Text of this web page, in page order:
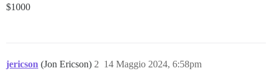
$1000
jericson (Jon Ericson) 14 Maggio 2024, 6:58pm
2